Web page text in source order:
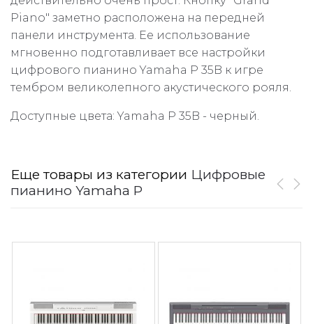
Piano" заметно расположена на передней
панели инструмента. Ее использование
мгновенно подготавливает все настройки
цифрового пианино Yamaha P 35B к игре
тембром великолепного акустического рояля.
Доступные цвета: Yamaha P 35B - черный.
Еще товары из категории Цифровые
пианино Yamaha P